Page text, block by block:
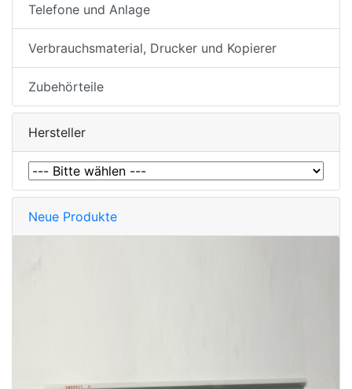
Telefone und Anlage
Verbrauchsmaterial, Drucker und Kopierer
Zubehörteile
Hersteller
Neue Produkte